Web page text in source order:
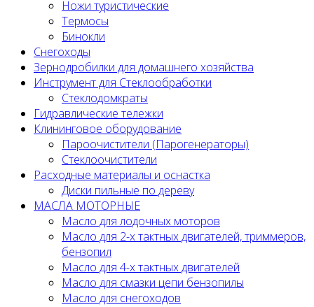
Ножи туристические
Термосы
Бинокли
Снегоходы
Зернодробилки для домашнего хозяйства
Инструмент для Стеклообработки
Стеклодомкраты
Гидравлические тележки
Клининговое оборудование
Пароочистители (Парогенераторы)
Стеклоочистители
Расходные материалы и оснастка
Диски пильные по дереву
МАСЛА МОТОРНЫЕ
Масло для лодочных моторов
Масло для 2-х тактных двигателей, триммеров,
бензопил
Масло для 4-х тактных двигателей
Масло для смазки цепи бензопилы
Масло для снегоходов